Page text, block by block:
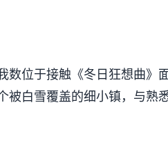
位于接触《冬日狂想曲》
白雪覆盖的细小镇，与熟